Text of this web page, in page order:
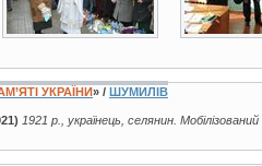
УКРАЇНИ» / ШУМИЛІВ
1921 р., українець, селянин.